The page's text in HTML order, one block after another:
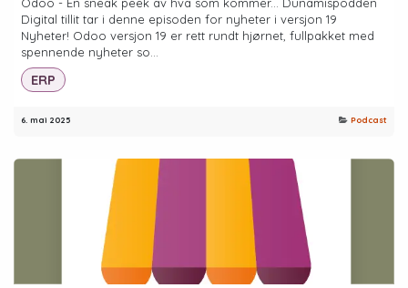
Digital tillit tar i denne episoden for nyheter i versjon 19
Nyheter! Odoo versjon 19 er rett rundt hjørnet, fullpakket med
spennende nyheter so...
ERP
6. mai 2025 Podcast